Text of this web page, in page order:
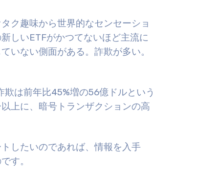
ク趣味から世界的なセンセーショ
しいETFがかつてないほど主流に
いない側面がある。詐欺が多い。
欺は前年比45%増の56億ドルという
上に、暗号トランザクションの高
したいのであれば、情報を入手
す。